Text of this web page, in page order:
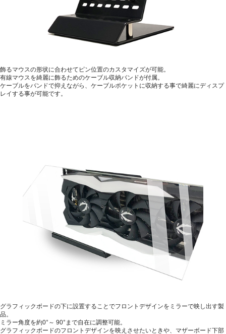
飾るマウスの形状に合わせてピン位置のカスタマイズが可能。
有線マウスを綺麗に飾るためのケーブル収納バンドが付属。
ケーブルをバンドで抑えながら、ケーブルポケットに収納する事で綺麗にディスプ
レイする事が可能です。
グラフィックボードの下に設置することでフロントデザインをミラーで映し出す製
品。
ミラー角度を約0°～ 90°まで自在に調整可能。
グラフィックボードのフロントデザインを映えさせたいときや、マザーボード下部